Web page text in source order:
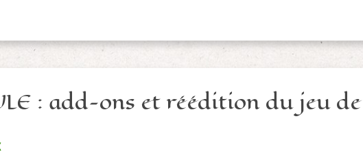
: add-ons et réédition du jeu de